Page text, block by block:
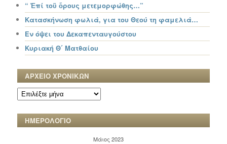
“ Ἐπί τοῦ ὄρους μετεμορφώθης…”
Κατασκήνωση φωλιά, για του Θεού τη φαμελιά…
Εν όψει του Δεκαπενταυγούστου
Κυριακή Θ΄ Ματθαίου
ΑΡΧΕΙΟ ΧΡΟΝΙΚΩΝ
ΑΡΧΕΙΟ
ΧΡΟΝΙΚΩΝ
ΗΜΕΡΟΛΟΓΙΟ
Μάιος 2023